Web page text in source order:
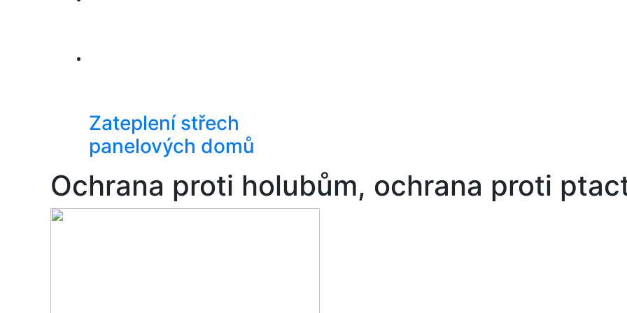
Zateplení střech
panelových domů
Ochrana proti holubům, ochrana proti